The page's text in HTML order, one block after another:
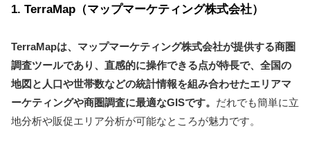
1. TerraMap（マップマーケティング株式会社）
TerraMapは、マップマーケティング株式会社が提供する商圏
調査ツールであり、直感的に操作できる点が特長で、全国の
地図と人口や世帯数などの統計情報を組み合わせたエリアマ
ーケティングや商圏調査に最適なGISです。 だれでも簡単に立
地分析や販促エリア分析が可能なところが魅力です。